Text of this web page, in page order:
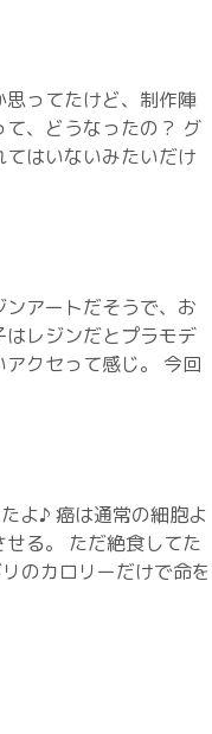
ってたけど、制作陣
、どうなったの？ グ
はいないみたいだけ
アートだそうで、お
レジンだとプラモデ
クセって感じ。 今回
よ♪ 癌は通常の細胞よ
る。 ただ絶食してた
のカロリーだけで命を